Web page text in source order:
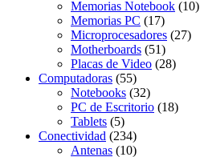
Memorias Notebook (10)
Memorias PC (17)
Microprocesadores (27)
Motherboards (51)
Placas de Video (28)
Computadoras (55)
Notebooks (32)
PC de Escritorio (18)
Tablets (5)
Conectividad (234)
Antenas (10)